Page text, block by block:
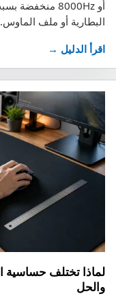
البطارية أو ملف الماوس.
اقرأ الدليل →
والحل